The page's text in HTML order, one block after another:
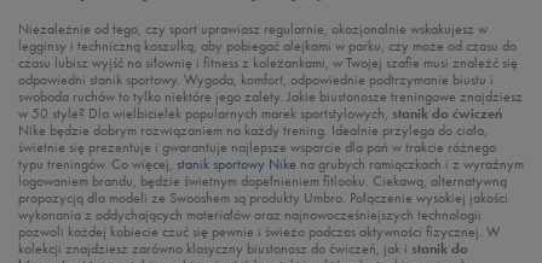
Niezależnie od tego, czy sport uprawiasz regularnie, okazjonalnie wskakujesz w
legginsy i techniczną koszulką, aby pobiegać alejkami w parku, czy może od czasu do
czasu lubisz wyjść na siłownię i fitness z koleżankami, w Twojej szafie musi znaleźć się
odpowiedni stanik sportowy. Wygoda, komfort, odpowiednie podtrzymanie biustu i
swoboda ruchów to tylko niektóre jego zalety. Jakie biustonosze treningowe znajdziesz
w 50 style? Dla wielbicielek popularnych marek sportstylowych, stanik do ćwiczeń
Nike będzie dobrym rozwiązaniem na każdy trening. Idealnie przylega do ciała,
świetnie się prezentuje i gwarantuje najlepsze wsparcie dla pań w trakcie różnego
typu treningów. Co więcej, stanik sportowy Nike na grubych ramiączkach i z wyraźnym
logowaniem brandu, będzie świetnym dopełnieniem fitlooku. Ciekawą, alternatywną
propozycją dla modeli ze Swooshem są produkty Umbro. Połączenie wysokiej jakości
wykonania z oddychających materiałów oraz najnowocześniejszych technologii
pozwoli każdej kobiecie czuć się pewnie i świeżo podczas aktywności fizycznej. W
kolekcji znajdziesz zarówno klasyczny biustonosz do ćwiczeń, jak i stanik do